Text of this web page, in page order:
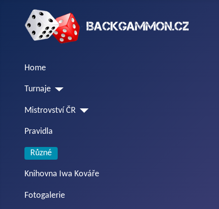
Home
Turnaje
Mistrovství ČR
Pravidla
Různé
Knihovna Iwa Kováře
Fotogalerie